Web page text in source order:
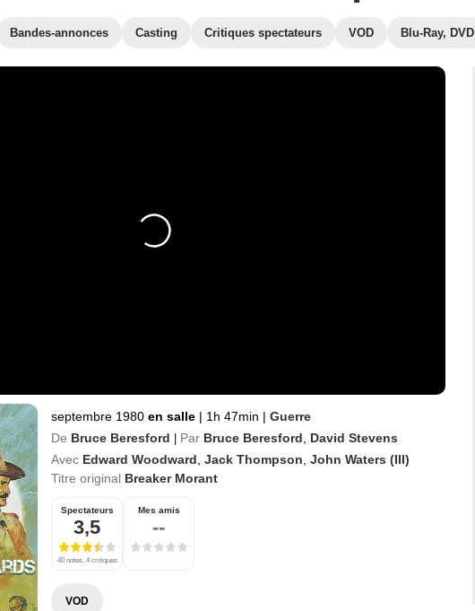
Bandes-annonces Casting Critiques spectateurs VOD Blu-Ray, DVD
septembre 1980 en salle | 1h 47min | Guerre
De Bruce Beresford | Par Bruce Beresford
David Stevens
Avec Edward Woodward Jack Thompson John Waters (III)
Titre original Breaker Morant
Spectateurs
3,5
40 notes, 4 critiques
Mes amis
--
VOD